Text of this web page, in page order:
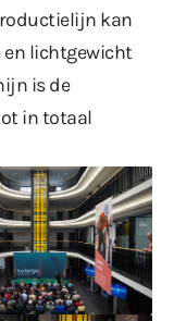
kan
en lichtgewicht
is de
in totaal